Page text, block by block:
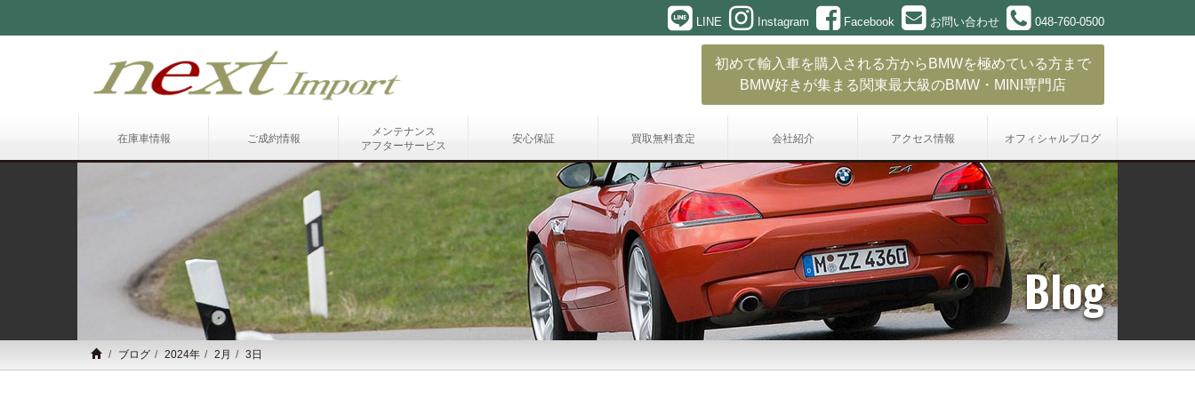
LINE Instagram Facebook お問い合わせ 048-760-0500
初めて輸入車を購入される方からBMWを極めている方まで
BMW好きが集まる関東最大級のBMW・MINI専門店
在庫車情報 ご成約情報
メンテナンス
アフターサービス
安心保証 買取無料査定 会社紹介 アクセス情報 オフィシャルブログ
Blog
ブログ 2024年 2月 3日